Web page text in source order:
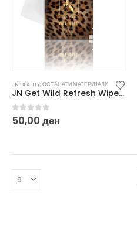
JN BEAUTY,ОСТАНАТИ МАТЕРИЈАЛИ
JN Get Wild Refresh Wipe – 1 pcs
0out of 5
50,00 ден